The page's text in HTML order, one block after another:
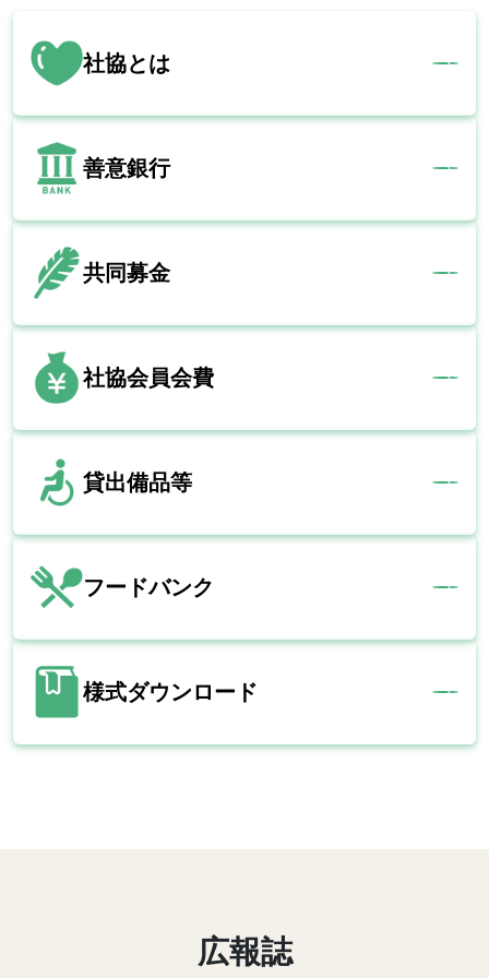
社協とは
善意銀行
共同募金
社協会員会費
貸出備品等
フードバンク
様式ダウンロード
広報誌